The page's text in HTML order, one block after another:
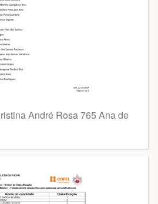
André Rosa 765 Ana de